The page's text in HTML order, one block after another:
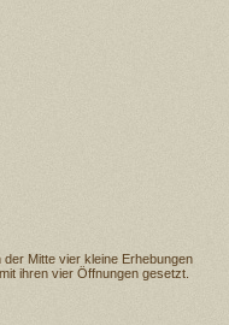
Mitte vier kleine Erhebungen
ihren vier Öffnungen gesetzt.